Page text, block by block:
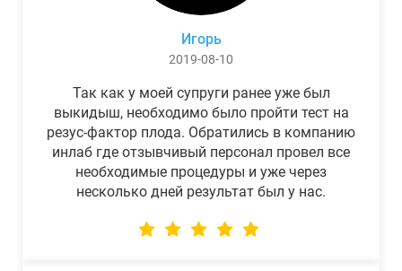
Игорь
2019-08-10
Так как у моей супруги ранее уже был
выкидыш, необходимо было пройти тест на
резус-фактор плода. Обратились в компанию
инлаб где отзывчивый персонал провел все
необходимые процедуры и уже через
несколько дней результат был у нас.